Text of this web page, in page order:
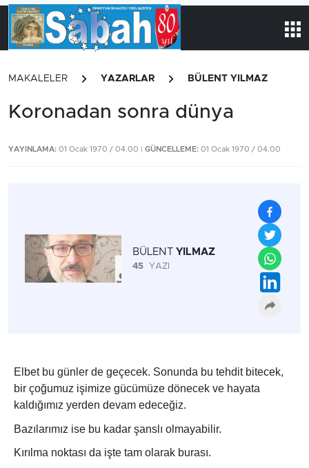
MAKALELER YAZARLAR BÜLENT YILMAZ
Koronadan sonra dünya
YAYINLAMA: 01 Ocak 1970 / 04.00 | GÜNCELLEME: 01 Ocak 1970 / 04.00
BÜLENT YILMAZ
45 YAZI
Elbet bu günler de geçecek. Sonunda bu tehdit bitecek,
bir çoğumuz işimize gücümüze dönecek ve hayata
kaldığımız yerden devam edeceğiz.
Bazılarımız ise bu kadar şanslı olmayabilir.
Kırılma noktası da işte tam olarak burası.